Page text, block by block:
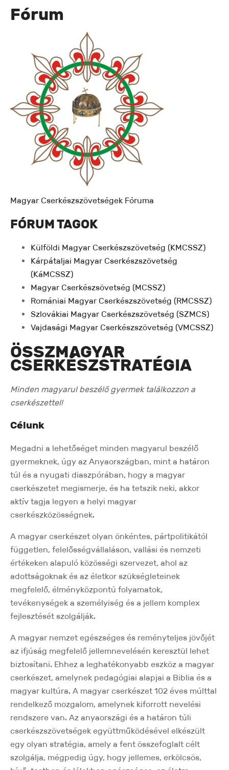
Fórum
Magyar Cserkészszövetségek Fóruma
FÓRUM TAGOK
Külföldi Magyar Cserkészszövetség (KMCSSZ)
Kárpátaljai Magyar Cserkészszövetség
(KáMCSSZ)
Magyar Cserkészsövetség (MCSSZ)
Romániai Magyar Cserkészszövetség (RMCSSZ)
Szlovákiai Magyar Cserkészszövetség (SZMCS)
Vajdasági Magyar Cserkészszövetség (VMCSSZ)
ÖSSZMAGYAR
CSERKÉSZSTRATÉGIA
Minden magyarul beszélő gyermek találkozzon a
cserkészettel!
Célunk
Megadni a lehetőséget minden magyarul beszélő
gyermeknek, úgy az Anyaországban, mint a határon
túl és a nyugati diaszpórában, hogy a magyar
cserkészetet megismerje, és ha tetszik neki, akkor
aktív tagja legyen a helyi magyar
cserkészközösségnek.
A magyar cserkészet olyan önkéntes, pártpolitikától
független, felelősségvállaláson, vallási és nemzeti
értékeken alapuló közösségi szervezet, ahol az
adottságoknak és az életkor szükségleteinek
megfelelő, élményközpontú folyamatok,
tevékenységek a személyiség és a jellem komplex
fejlesztését szolgálják.
A magyar nemzet egészséges és reményteljes jövőjét
az ifjúság megfelelő jellemnevelésén keresztül lehet
biztosítani. Ehhez a leghatékonyabb eszköz a magyar
cserkészet, amelynek pedagógiai alapjai a Biblia és a
magyar kultúra. A magyar cserkészet 102 éves múlttal
rendelkező mozgalom, amelynek kiforrott nevelési
rendszere van. Az anyaországi és a határon túli
cserkészszövetségek együttműködésével elkészült
egy olyan stratégia, amely a fent összefoglalt célt
szolgálja, mégpedig úgy, hogy jellemes, erkölcsös,